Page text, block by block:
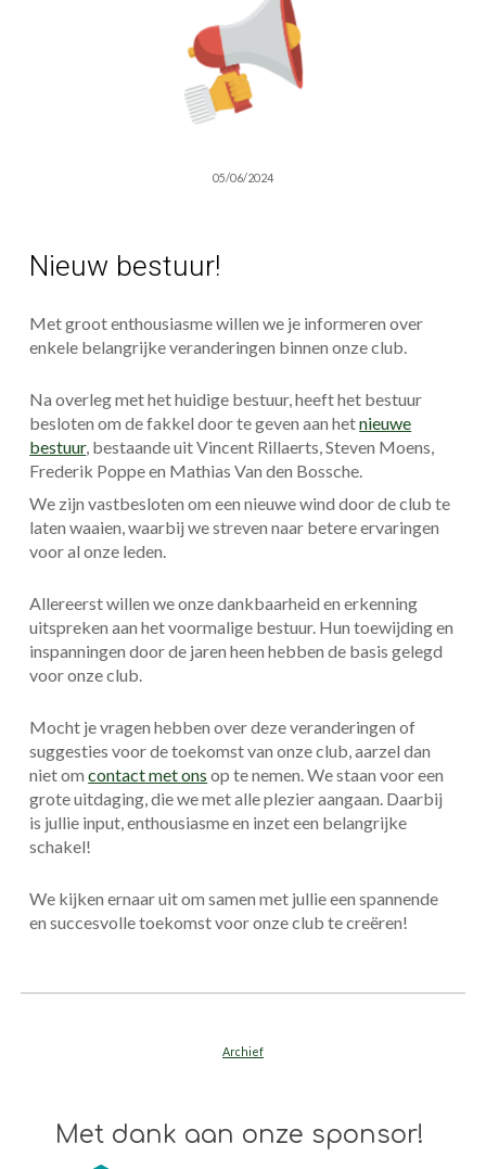
05/06/2024
Nieuw bestuur!
Met groot enthousiasme willen we je informeren over
enkele belangrijke veranderingen binnen onze club.
Na overleg met het huidige bestuur, heeft het bestuur
besloten om de fakkel door te geven aan hetnieuwe
bestuur, bestaande uit Vincent Rillaerts, Steven Moens,
Frederik Poppe en Mathias Van den Bossche.
We zijn vastbesloten om een nieuwe wind door de club te
laten waaien, waarbij we streven naar betere ervaringen
voor al onze leden.
Allereerst willen we onze dankbaarheid en erkenning
uitspreken aan het voormalige bestuur. Hun toewijding en
inspanningen door de jaren heen hebben de basis gelegd
voor onze club.
Mocht je vragen hebben over deze veranderingen of
suggesties voor de toekomst van onze club, aarzel dan
niet omcontact met ons op te nemen. We staan voor een
grote uitdaging, die we met alle plezier aangaan. Daarbij
is jullie input, enthousiasme en inzet een belangrijke
schakel!
We kijken ernaar uit om samen met jullie een spannende
en succesvolle toekomst voor onze club te creëren!
Archief
Met dank aan onze sponsor!